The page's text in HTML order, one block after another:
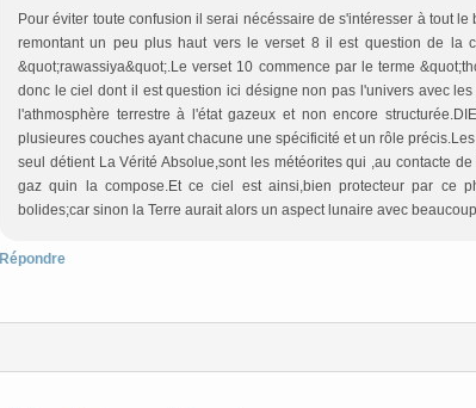
Pour éviter toute confusion il serai nécéssaire de s'intéresser à tout
remontant un peu plus haut vers le verset 8 il est question de la
&quot;rawassiya&quot;.Le verset 10 commence par le terme
donc le ciel dont il est question ici désigne non pas l'univers avec
l'athmosphère terrestre à l'état gazeux et non encore
plusieures couches ayant chacune une spécificité et un rôle
seul détient La Vérité Absolue,sont les météorites qui ,au contacte
gaz quin la compose.Et ce ciel est ainsi,bien protecteur par ce
bolides;car sinon la Terre aurait alors un aspect lunaire avec
Répondre